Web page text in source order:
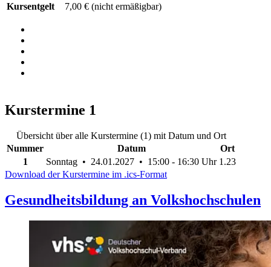
Kursentgelt
7,00 € (nicht ermäßigbar)
Kurstermine 1
Übersicht über alle Kurstermine (1) mit Datum und Ort
Nummer
Datum
Ort
1
Sonntag • 24.01.2027 • 15:00 - 16:30 Uhr 1.23
Download der Kurstermine im .ics-Format
Gesundheitsbildung an Volkshochschulen